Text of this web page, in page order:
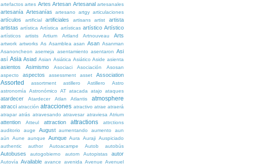
artefactos artes Artes Artesan Artesanal artesanales
artesanía Artesanías artesano artgy articulaciones
artículos artificial artificiales artisans artist
artista
artistas artística Artística artísticas artístico Artístico
artísticos artists Artium Artland Artnouveau Arts
artwork artworks As Asamblea asan Asan Asanman
Asanoncheon asemeja asentamiento asentaron Asi
así Asia Asiad Asian Asiática Asiático Aside asienta
asientos Asimismo Asociaci Asociación
Asosan
aspecto
aspectos assessment asset Association
Assorted assortment astillero Astillero
Astro
astronomía
Astronómico AT atacada atajo ataques
atardecer Atardecer Atlan Atlantis atmosphere
atracci atracción atracciones atractivo atrae atraerá
atrapar atrás atravesando atravesar atraviesa Atrium
attention Atteul attraction attractions
attrctions
auditorio
auge August aumentando aumento
aun
aún
Aune aunque Aunque Aura Auraji Auspiciado
authentic
author Autoacampe Autob autobús
Autobuses autogobierno autom Autopistas autor
Autovía Available avance avenida Avenue Avenuel